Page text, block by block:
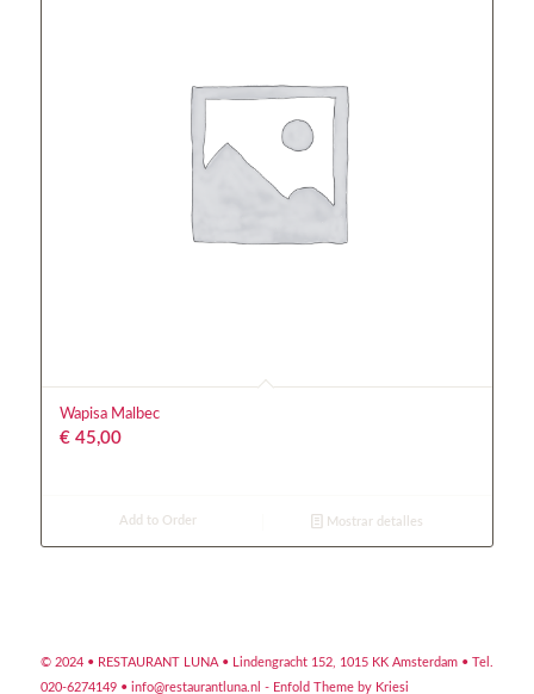
Wapisa Malbec
€45,00
Add to Order Mostrar detalles
© 2024 • RESTAURANT LUNA • Lindengracht 152, 1015 KK Amsterdam • Tel.
020-6274149 • info@restaurantluna.nl - Enfold Theme by Kriesi